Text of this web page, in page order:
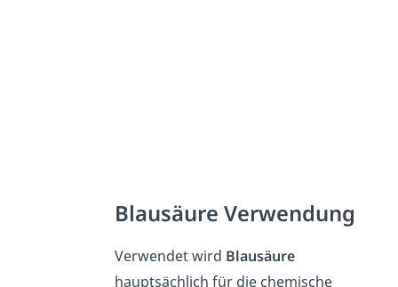
Blausäure Verwendung
Verwendet wird Blausäure
hauptsächlich für die chemische